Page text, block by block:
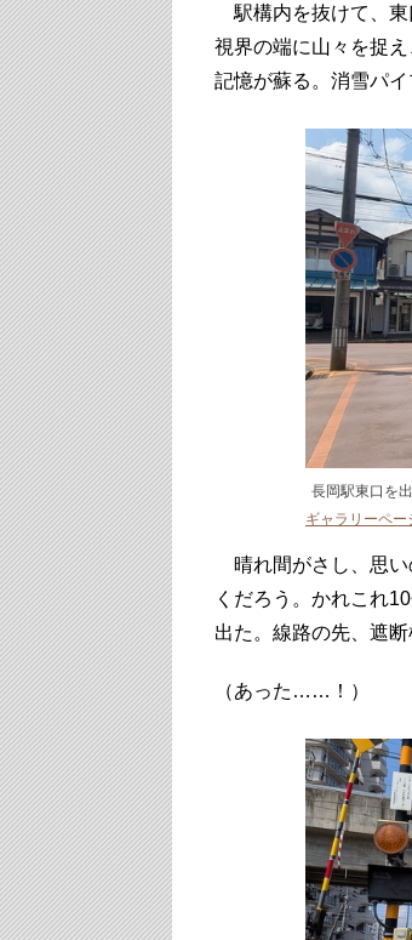
駅構内を抜けて、東
視界の端に山々を捉
記憶が蘇る。消雪パ
長岡駅東口を
ギャラリーペー
晴れ間がさし、思い
くだろう。かれこれ
出た。線路の先、遮
（あった……！）